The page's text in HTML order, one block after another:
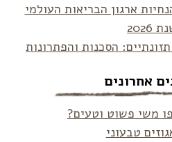
ארגון הבריאות העולמי
2026
הסכנות והפתרונות
אחרונים
משי פשוט וטעים?
טבעוני